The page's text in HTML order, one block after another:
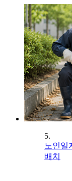
5.
노인일
배치